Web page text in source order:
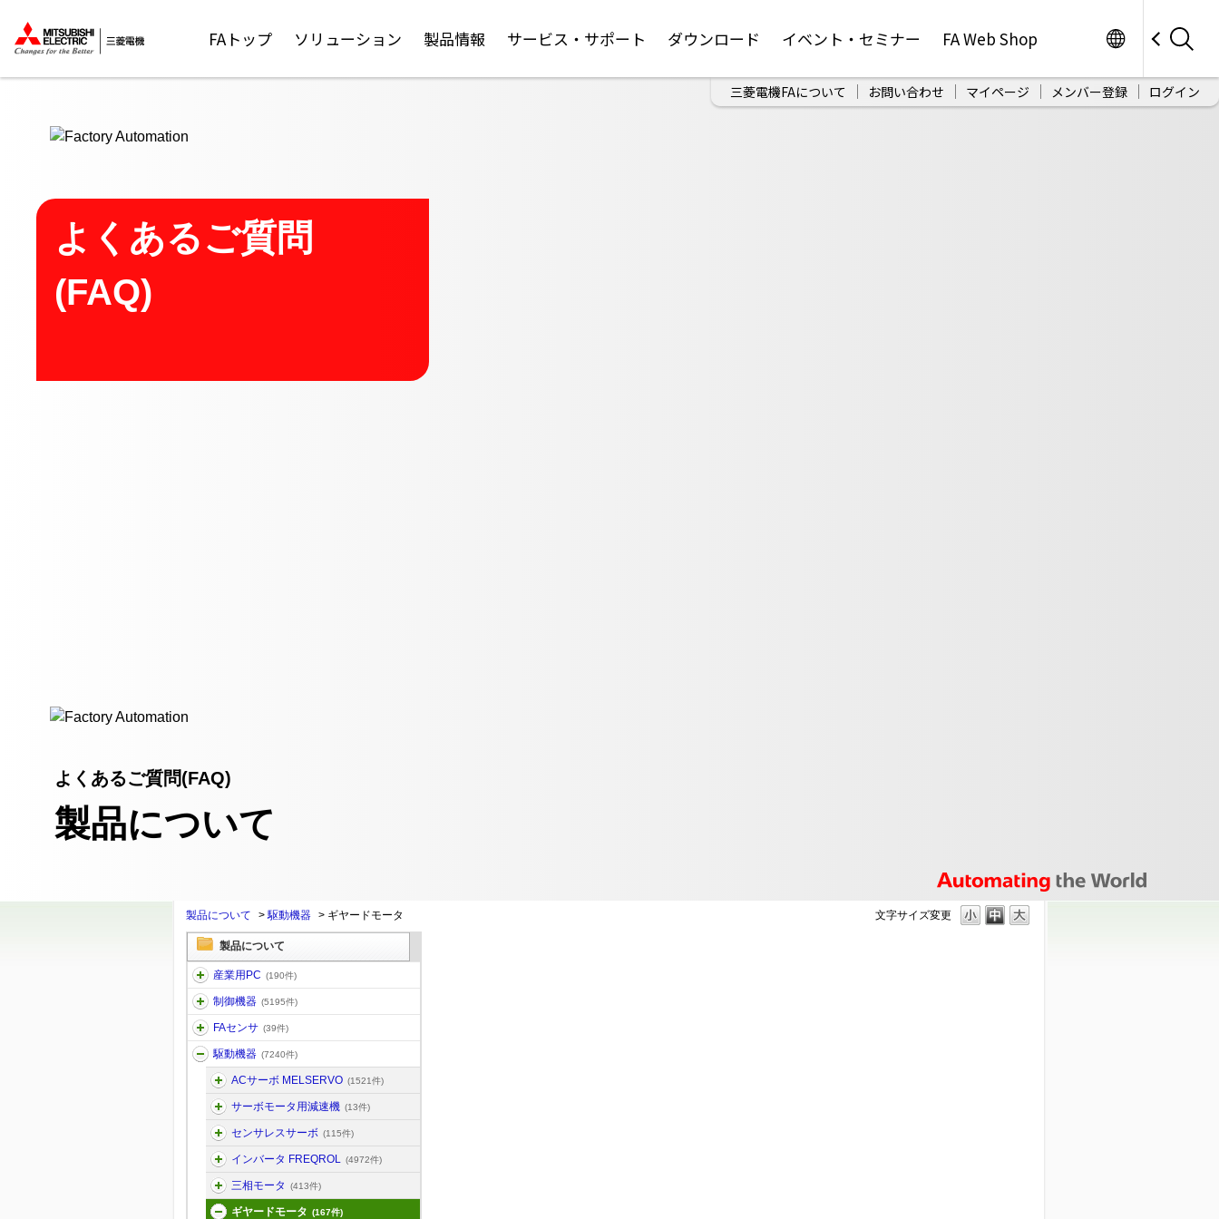
FAトップ ソリューション 製品情報 サービス・サポート ダウンロード イベント・セミナー FA Web Shop
三菱電機FAについて お問い合わせ マイページ メンバー登録 ログイン
よくあるご質問
(FAQ)
よくあるご質問(FAQ)
製品について
文字サイズ変更
製品について >駆動機器 > ギヤードモータ
製品について
産業用PC (190件)
制御機器 (5195件)
FAセンサ (39件)
駆動機器 (7240件)
ACサーボ MELSERVO (1521件)
サーボモータ用減速機 (13件)
センサレスサーボ (115件)
インバータ FREQROL (4972件)
三相モータ (413件)
ギヤードモータ (167件)